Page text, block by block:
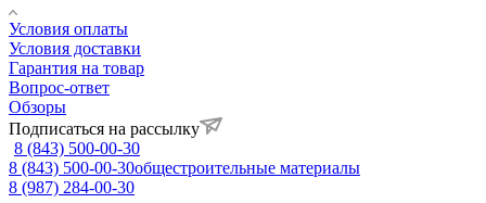
Условия оплаты
Условия доставки
Гарантия на товар
Вопрос-ответ
Обзоры
Подписаться на рассылку
8 (843) 500-00-30
8 (843) 500-00-30общестроительные материалы
8 (987) 284-00-30